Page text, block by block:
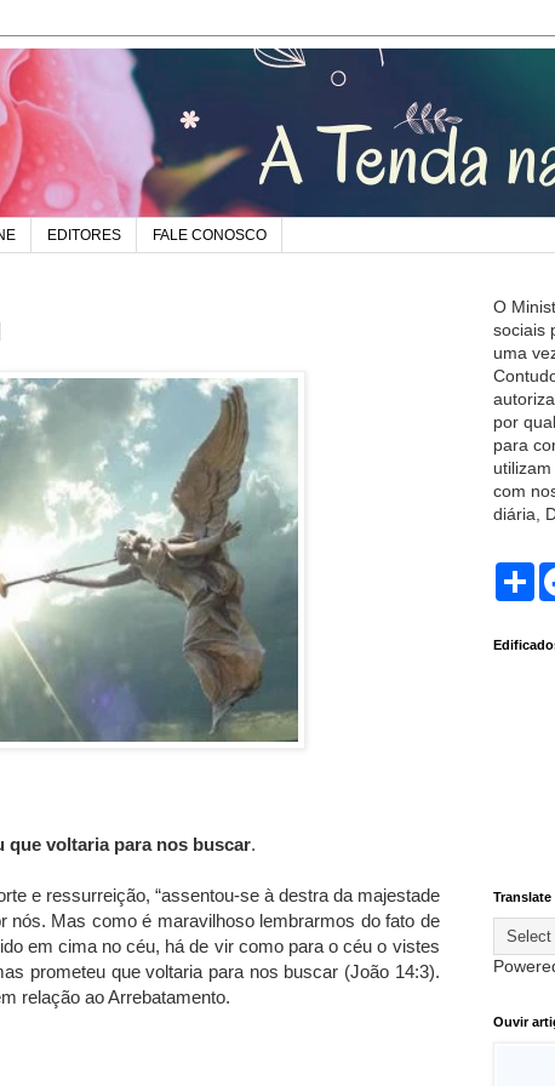
EDITORES FALE CONOSCO
que voltaria para nos buscar.
e ressurreição, “assentou-se à destra da majestade
nós. Mas como é maravilhoso lembrarmos do fato de
em cima no céu, há de vir como para o céu o vistes
prometeu que voltaria para nos buscar (João 14:3).
relação ao Arrebatamento.
O
sociais
uma
por
para
com
diária,
S
e
Translate
Ouvir